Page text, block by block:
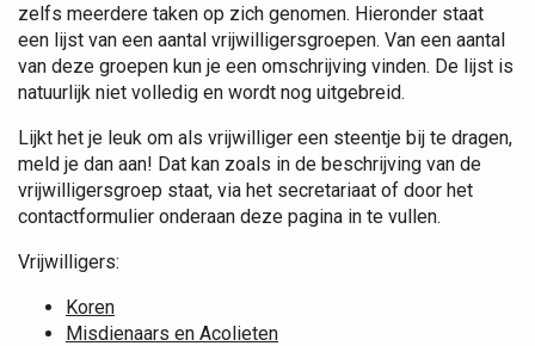
zelfs meerdere taken op zich genomen. Hieronder staat
een lijst van een aantal vrijwilligersgroepen. Van een aantal
van deze groepen kun je een omschrijving vinden. De lijst is
natuurlijk niet volledig en wordt nog uitgebreid.
Lijkt het je leuk om als vrijwilliger een steentje bij te dragen,
meld je dan aan! Dat kan zoals in de beschrijving van de
vrijwilligersgroep staat, via het secretariaat of door het
contactformulier onderaan deze pagina in te vullen.
Vrijwilligers:
Koren
Misdienaars en Acolieten